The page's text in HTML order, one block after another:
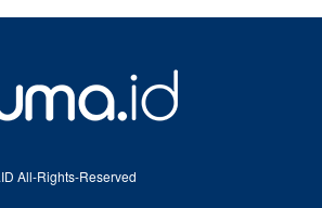
All-Rights-Reserved